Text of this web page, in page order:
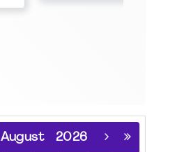
August 2026